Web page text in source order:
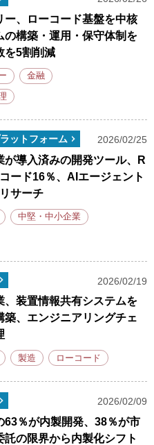
ー、ローコード基盤を中核
の構築・運用・保守体制を
を5割削減
金融
ットフォーム 2026/02/25
が導入済みの開発ツール、R
ード16％、AIエージェント
サーチ
中堅・中小企業
2026/02/19
、装置情報共有システムを
築、エンジニアリングチェ
製造 ローコード
2026/02/09
63％が内製開発、38％が市
託の限界から内製化シフト